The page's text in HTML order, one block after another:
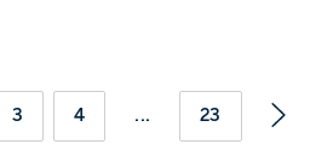
CRAMOISY, 1644.
3 4 ... 23